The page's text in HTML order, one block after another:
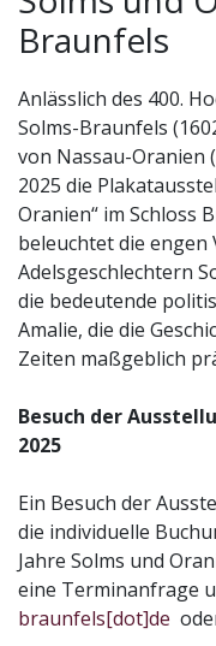
Braunfels
Anlässlich des 400.
Solms-Braunfels
von Nassau-Oranien
2025 die
Oranien“ im Schloss
beleuchtet die engen
Adelsgeschlechtern
die bedeutende
Amalie, die die
Zeiten maßgeblich
Besuch der
2025
Ein Besuch der
die individuelle
Jahre Solms und
eine Terminanfrage
braunfels[dot]de